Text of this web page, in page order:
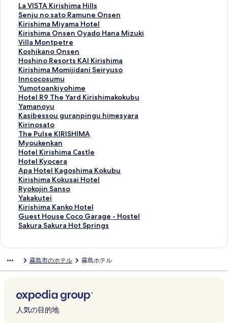
La VISTA Kirishima Hills
L
a
V
I
S
T
A
K
i
r
i
s
h
i
m
a
H
i
l
l
s
の
ペ
ー
ジ
リ
ン
Senju no sato Ramune Onsen
S
e
n
j
u
n
o
s
a
t
o
R
a
m
u
n
e
O
n
s
e
n
の
ペ
開
く
ク
Kirishima Miyama Hotel
K
i
r
i
s
h
i
m
a
M
i
y
a
m
a
H
o
t
e
l
の
ペ
ー
く
リ
Kirishima Onsen Oyado Hana Mizuki
K
i
r
i
s
h
i
m
a
O
n
s
e
n
O
y
a
d
o
H
a
n
u
の
ペ
ー
Villa Montpetre
V
i
l
l
a
M
o
n
t
p
e
t
r
e
の
ペ
ー
ジ
を
開
く
Koshikano Onsen
K
o
s
h
i
k
a
n
o
O
n
s
e
n
の
ペ
ー
ジ
を
開
ク
Hoshino Resorts KAI Kirishima
H
o
s
h
i
n
o
R
e
s
o
r
t
s
K
A
I
K
i
i
の
ペ
ー
Kirishima Momijidani Seiryuso
K
i
r
i
s
h
i
m
a
M
o
m
i
j
i
d
a
n
r
s
o
の
Inncocosumu
I
n
n
c
o
c
o
s
u
m
u
の
ペ
ー
ジ
を
開
ク
Yumotoankiyohime
Y
u
m
o
t
o
a
n
k
i
y
o
h
i
m
e
ジ
を
リ
ン
ク
Hotel R9 The Yard Kirishimakokubu
H
o
t
e
l
R
9
T
h
e
Y
a
r
d
K
h
a
k
Yamanoyu
Y
a
m
a
n
o
y
u
の
ペ
ー
ジ
を
開
ク
Kasibessou guranpingu himesyara
K
a
s
i
b
e
s
s
o
u
g
u
r
n
h
i
m
Kirinosato
K
i
r
i
n
o
s
a
t
o
の
ペ
開
く
ク
The Pulse KIRISHIMA
T
h
e
P
u
l
s
e
K
I
R
M
ペ
ー
ジ
Myoukenkan
M
y
o
u
k
e
n
k
a
n
ジ
を
リ
ン
ク
Hotel Kirishima Castle
H
o
t
e
l
K
i
r
i
m
a
s
t
Hotel Kyocera
H
o
t
e
l
K
y
o
の
ジ
を
開
Apa Hotel Kagoshima Kokubu
A
p
a
H
o
t
e
o
i
m
Kirishima Kokusai Hotel
K
i
r
i
s
h
o
s
a
Ryokojin Sanso
R
y
o
k
o
a
o
の
ペ
Yakakutei
Y
a
k
a
i
ー
ジ
を
Kirishima Kanko Hotel
K
i
r
m
a
n
Guest House Coco Garage - Hostel
G
u
o
e
C
Sakura Sakura Hot Springs
S
a
k
u
霧島市のホテル 霧島ホテル
人気の目的地